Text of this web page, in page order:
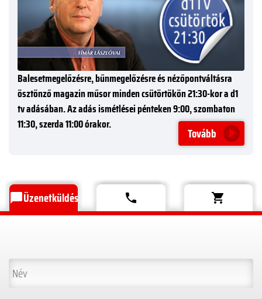
Balesetmegelőzésre, bűnmegelőzésre és nézőpontváltásra
ösztönző magazin műsor minden csütörtökön 21:30-kor a d1
tv adásában. Az adás ismétlései pénteken 9:00, szombaton
11:30, szerda 11:00 órakor.
Tovább
chat_bubbleÜzenetküldés phone shopping_cart